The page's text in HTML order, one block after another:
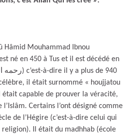
Hâmid Mouhammad Ibnou
né en 450 à Tus et il est décédé en
il était surnommé « houjjatou
était capable de prouver la véracité,
l’Islâm. Certains l’ont désigné comme
de l’Hégire (c’est-à-dire celui qui
Il était du madhhab (école